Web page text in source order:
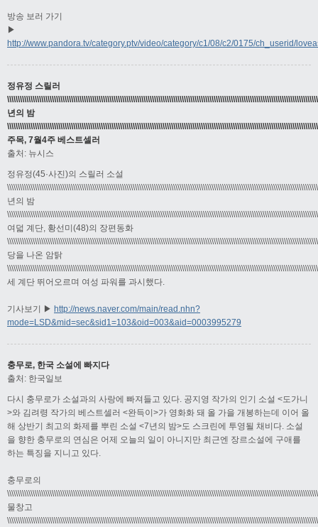
방송 보러 가기
▶
http://www.pandora.tv/category.ptv/video/category/c1/08/c2/0175/ch_userid/
정유정 스릴러
년의 밤
주목, 7월4주 베스트셀러
출처: 뉴시스
정유정(45·사진)의 스릴러 소설
년의 밤
여덟 계단, 황선미(48)의 장편동화
당을 나온 암탉
세 계단 뛰어오르며 여성 파워를 과시했다.
기사보기 ▶ http://news.naver.com/main/read.nhn?
mode=LSD&mid=sec&sid1=103&oid=003&aid=0003995279
충무로, 한국 소설에 빠지다
출처: 한국일보
다시 충무로가 소설과의 사랑에 빠져들고 있다. 공지영 작가의 인기 소설 <도가니
>와 김려령 작가의 베스트셀러 <완득이>가 영화화 돼 올 가을 개봉하는데 이어 올
해 상반기 최고의 화제를 뿌린 소설 <7년의 밤>도 스크린에 투영될 채비다. 소설
을 향한 충무로의 연심은 어제 오늘의 일이 아니지만 최근엔 장르소설에 구애를
하는 특징을 지니고 있다.
충무로의
물창고